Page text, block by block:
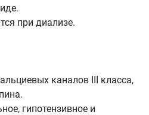
при диализе.
каналов III класса,
гипотензивное и